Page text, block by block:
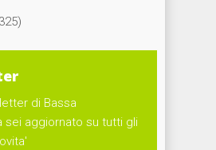
di Bassa
sei aggiornato su tutti gli